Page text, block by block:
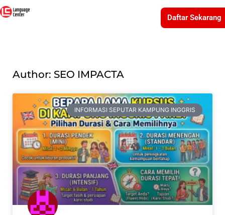
Daftar Sekarang
Author: SEO IMPACTA
INFORMASI SEPUTAR KAMPUNG INGGRIS